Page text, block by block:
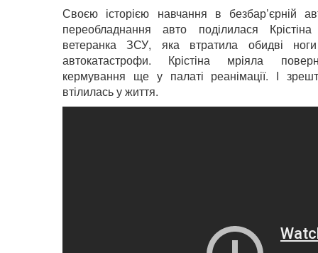
Своєю історією навчання в безбар’єрній
переобладнання авто поділилася
ветеранка ЗСУ, яка втратила обидві ноги
автокатастрофи. Крістіна мріяла
кермування ще у палаті реанімації. І
втілилась у життя.